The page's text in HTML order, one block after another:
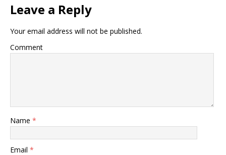
Leave a Reply
Your email address will not be published.
Comment
Name *
Email *